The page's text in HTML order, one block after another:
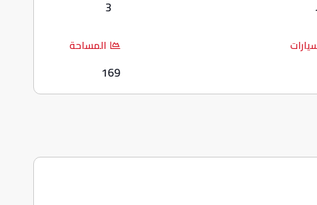
3
المساحة
169